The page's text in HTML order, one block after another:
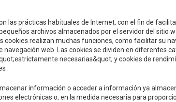
las prácticas habituales de Internet, con el fin de
archivos almacenados por el servidor del sitio
cookies realizan muchas funciones, como facilitar su
navegación web. Las cookies se dividen en diferentes
necesarias&quot; y cookies de
.
información o acceder a información ya
electrónicas o, en la medida necesaria para
Tel.